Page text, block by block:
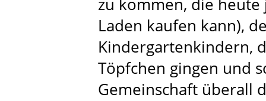
Laden kaufen kann),
Kindergartenkindern,
Töpfchen gingen und
Gemeinschaft überall